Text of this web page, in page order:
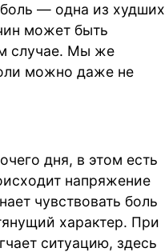
— одна из худших
может быть
случае. Мы же
можно даже не
дня, в этом есть
напряжение
чувствовать боль
характер. При
ситуацию, здесь